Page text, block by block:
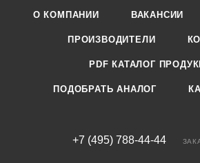
О КОМПАНИИ ВАКАНСИИ
ПРОИЗВОДИТЕЛИ
PDF КАТАЛОГ
ПОДОБРАТЬ АНАЛОГ
+7 (495) 788-44-44